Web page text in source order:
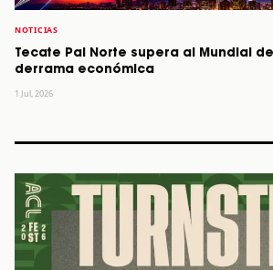
NOTICIAS
Tecate Pal Norte supera al Mundial
derrama económica
1 Jul, 2026